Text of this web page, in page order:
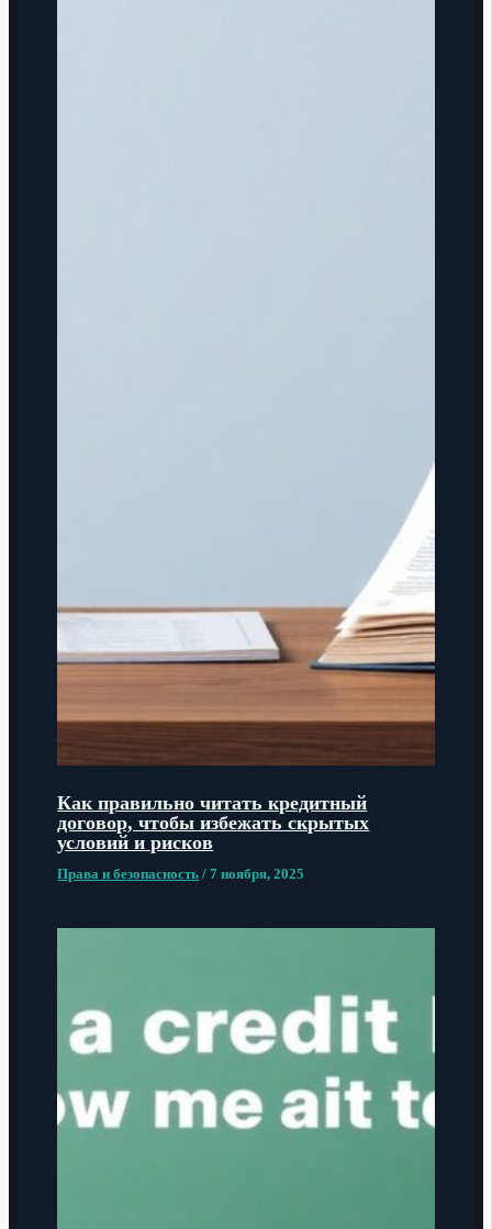
Как правильно читать кредитный
договор, чтобы избежать скрытых
условий и рисков
Права и безопасность /7 ноября, 2025